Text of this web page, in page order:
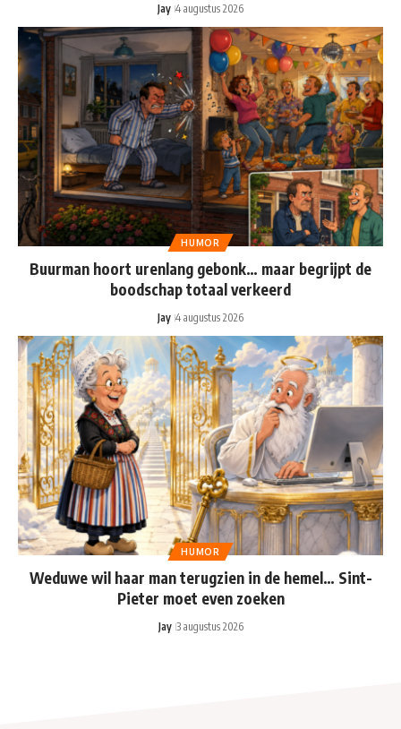
Jay 4 augustus 2026
HUMOR
Buurman hoort urenlang gebonk… maar begrijpt de
boodschap totaal verkeerd
Jay 4 augustus 2026
HUMOR
Weduwe wil haar man terugzien in de hemel… Sint-
Pieter moet even zoeken
Jay 3 augustus 2026